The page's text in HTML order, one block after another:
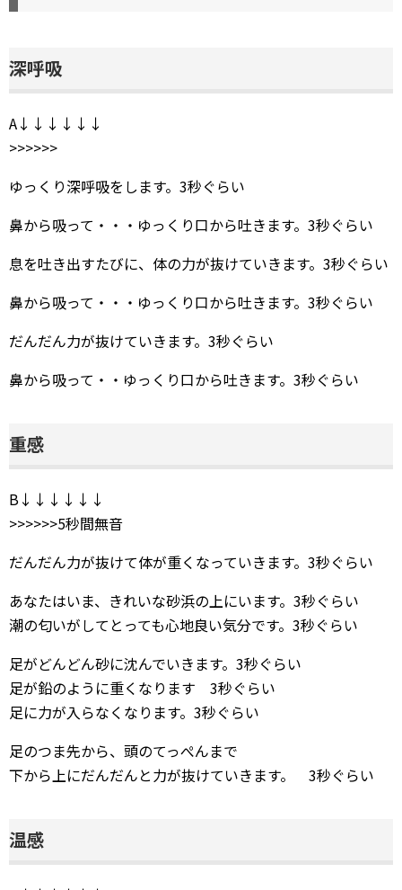
深呼吸
A↓↓↓↓↓↓
>>>>>>
ゆっくり深呼吸をします。3秒ぐらい
鼻から吸って・・・ゆっくり口から吐きます。3秒ぐらい
息を吐き出すたびに、体の力が抜けていきます。3秒ぐらい
鼻から吸って・・・ゆっくり口から吐きます。3秒ぐらい
だんだん力が抜けていきます。3秒ぐらい
鼻から吸って・・ゆっくり口から吐きます。3秒ぐらい
重感
B↓↓↓↓↓↓
>>>>>>5秒間無音
だんだん力が抜けて体が重くなっていきます。3秒ぐらい
あなたはいま、きれいな砂浜の上にいます。3秒ぐらい
潮の匂いがしてとっても心地良い気分です。3秒ぐらい
足がどんどん砂に沈んでいきます。3秒ぐらい
足が鉛のように重くなります 3秒ぐらい
足に力が入らなくなります。3秒ぐらい
足のつま先から、頭のてっぺんまで
下から上にだんだんと力が抜けていきます。 3秒ぐらい
温感